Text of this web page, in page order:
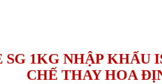
1KG NHẬP KHẨU
CHẾ THAY HOA